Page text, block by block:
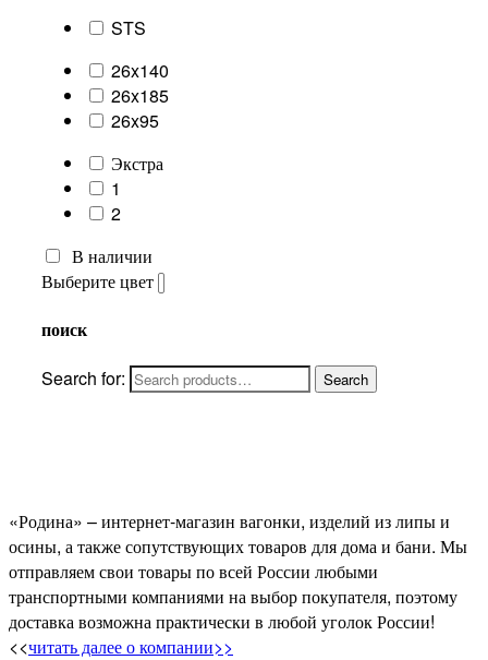
STS
26x140
26x185
26x95
Экстра
1
2
В наличии
Выберите цвет
поиск
Search for:
«Родина» – интернет-магазин вагонки, изделий из липы и
осины, а также сопутствующих товаров для дома и бани. Мы
отправляем свои товары по всей России любыми
транспортными компаниями на выбор покупателя, поэтому
доставка возможна практически в любой уголок России!
<<читать далее о компании>>